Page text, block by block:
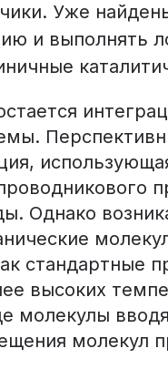
Уже
и выполнять
Однако
стандартные
высоких
молекулы
молекул